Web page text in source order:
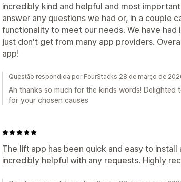
incredibly kind and helpful and most
answer any questions we had or, in a couple
functionality to meet our needs. We have
just don't get from many app providers.
app!
Questão respondida por FourStacks 28 de março de
Ah thanks so much for the kinds words! Delighted
for your chosen causes
The lift app has been quick and easy to
incredibly helpful with any requests. Highly